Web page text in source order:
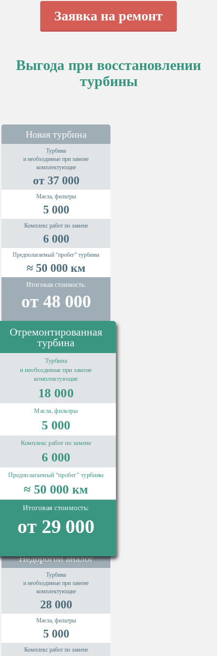
Заявка на ремонт
Выгода при восстановлении
турбины
Новая турбина
Турбина
и необходимые при замене
комплектующие
от 37 000
Масла, фильтры
5 000
Комплекс работ по замене
6 000
Предполагаемый “пробег” турбины
≈ 50 000 км
Итоговая стоимость:
от 48 000
Отремонтированная
турбина
Турбина
и необходимые при замене
комплектующие
18 000
Масла, фильтры
5 000
Комплекс работ по замене
6 000
Предполагаемый “пробег” турбины
≈ 50 000 км
Итоговая стоимость:
от 29 000
Недорогой аналог
Турбина
и необходимые при замене
комплектующие
28 000
Масла, фильтры
5 000
Комплекс работ по замене